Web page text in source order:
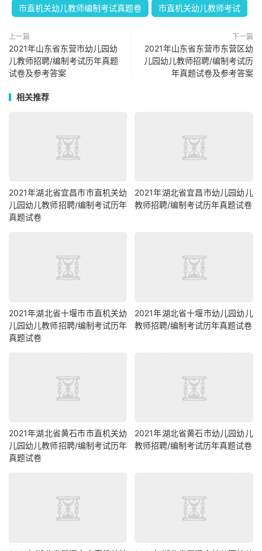
市直机关幼儿教师编制考试真题卷 市直机关幼儿教师考试
上一篇
2021年山东省东营市幼儿园幼
儿教师招聘/编制考试历年真题
试卷及参考答案
下一篇
2021年山东省东营市东营区幼
儿园幼儿教师招聘/编制考试历
年真题试卷及参考答案
相关推荐
2021年湖北省宜昌市市直机关幼
儿园幼儿教师招聘/编制考试历年
真题试卷
2021年湖北省宜昌市幼儿园幼儿
教师招聘/编制考试历年真题试卷
2021年湖北省十堰市市直机关幼
儿园幼儿教师招聘/编制考试历年
真题试卷
2021年湖北省十堰市幼儿园幼儿
教师招聘/编制考试历年真题试卷
2021年湖北省黄石市市直机关幼
儿园幼儿教师招聘/编制考试历年
真题试卷
2021年湖北省黄石市幼儿园幼儿
教师招聘/编制考试历年真题试卷